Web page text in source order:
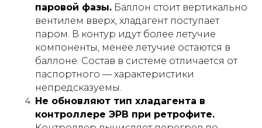
паровой фазы. Баллон стоит вертикально
вентилем вверх, хладагент поступает
паром. В контур идут более летучие
компоненты, менее летучие остаются в
баллоне. Состав в системе отличается от
паспортного — характеристики
непредсказуемы.
Не обновляют тип хладагента в
контроллере ЭРВ при ретрофите.